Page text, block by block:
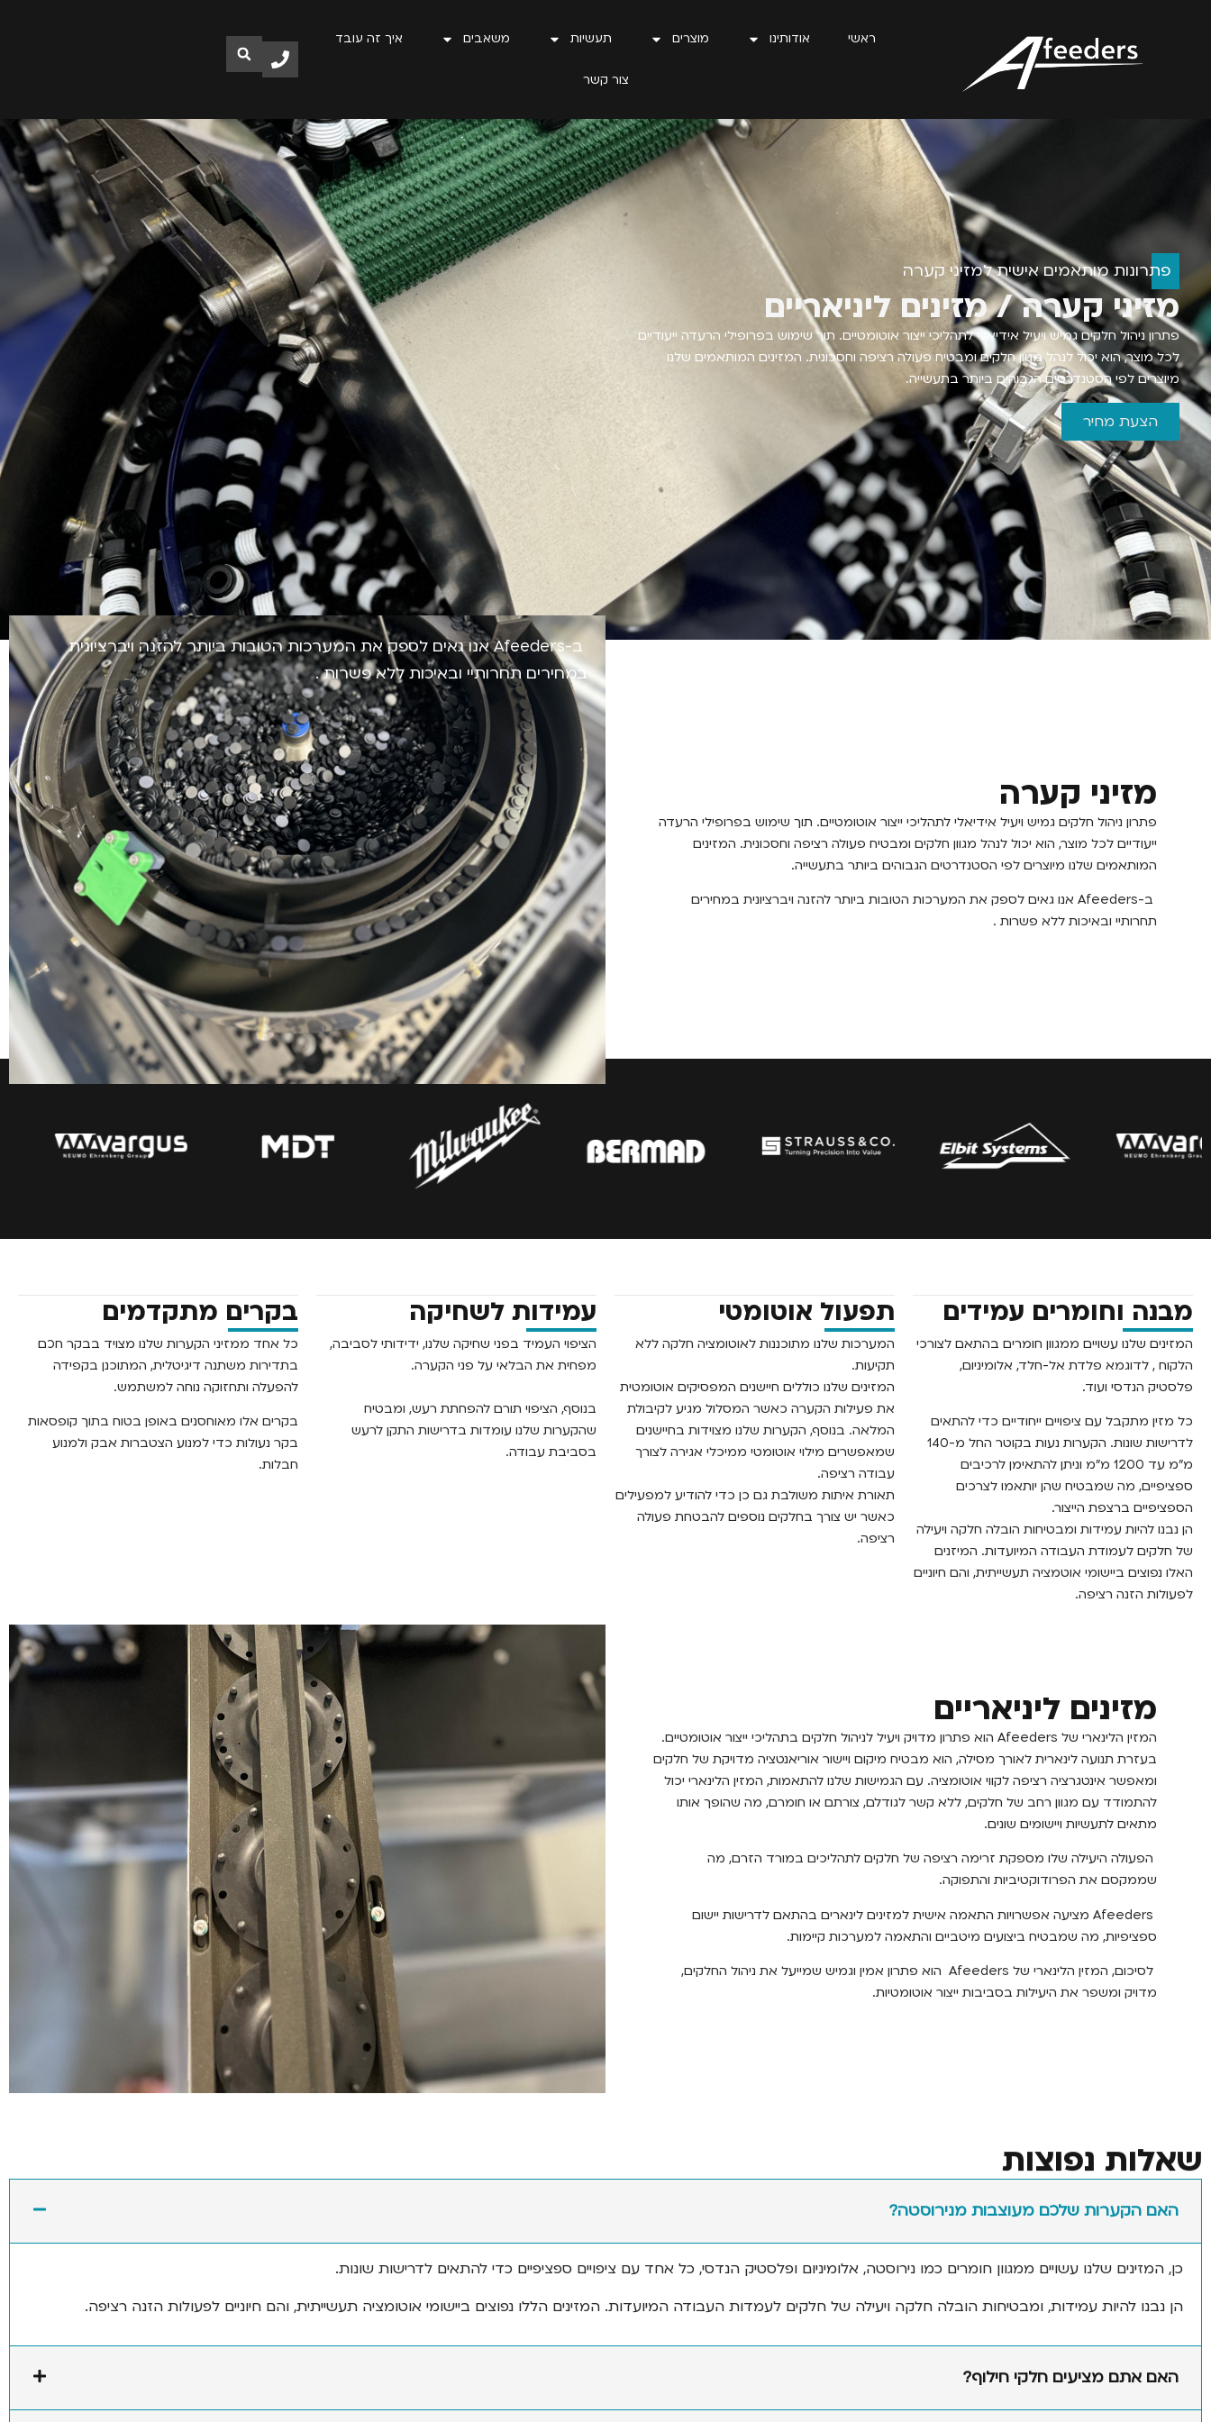
ראשי אודותינו מוצרים תעשיות משאבים איך זה עובד
צור קשר
פתרונות מותאמים אישית למזיני קערה
מזיני קערה / מזינים ליניאריים
פתרון ניהול חלקים גמיש ויעיל אידיאלי לתהליכי ייצור אוטומטיים. תוך שימוש בפרופילי הרעדה ייעודיים
לכל מוצר, הוא יכול לנהל מגוון חלקים ומבטיח פעולה רציפה וחסכונית. המזינים המותאמים שלנו
מיוצרים לפי הסטנדרטים הגבוהים ביותר בתעשייה.
הצעת מחיר
מזיני קערה
פתרון ניהול חלקים גמיש ויעיל אידיאלי לתהליכי ייצור אוטומטיים. תוך שימוש בפרופילי הרעדה
ייעודיים לכל מוצר, הוא יכול לנהל מגוון חלקים ומבטיח פעולה רציפה וחסכונית. המזינים
המותאמים שלנו מיוצרים לפי הסטנדרטים הגבוהים ביותר בתעשייה.
ב-Afeeders אנו גאים לספק את המערכות הטובות ביותר להזנה ויברציונית במחירים
תחרותיי ובאיכות ללא פשרות .
ב-Afeeders אנו גאים לספק את המערכות הטובות ביותר להזנה ויברציונית
במחירים תחרותיי ובאיכות ללא פשרות .
מבנה וחומרים עמידים
המזינים שלנו עשויים ממגוון חומרים בהתאם לצורכי
הלקוח , לדוגמא פלדת אל-חלד, אלומיניום,
פלסטיק הנדסי ועוד.
כל מזין מתקבל עם ציפויים ייחודיים כדי להתאים
לדרישות שונות. הקערות נעות בקוטר החל מ-140
מ"מ עד 1200 מ"מ וניתן להתאימן לרכיבים
ספציפיים, מה שמבטיח שהן יותאמו לצרכים
הספציפיים ברצפת הייצור.
הן נבנו להיות עמידות ומבטיחות הובלה חלקה ויעילה
של חלקים לעמודת העבודה המיועדות. המיזנים
האלו נפוצים ביישומי אוטמציה תעשייתית, והם חיוניים
לפעולות הזנה רציפה.
תפעול אוטומטי
המערכות שלנו מתוכננות לאוטומציה חלקה ללא
תקיעות.
המזינים שלנו כוללים חיישנים המפסיקים אוטומטית
את פעילות הקערה כאשר המסלול מגיע לקיבולת
המלאה. בנוסף, הקערות שלנו מצוידות בחיישנים
שמאפשרים מילוי אוטומטי ממיכלי אגירה לצורך
עבודה רציפה.
תאורת איתות משולבת גם כן כדי להודיע למפעילים
כאשר יש צורך בחלקים נוספים להבטחת פעולה
רציפה.
עמידות לשחיקה
הציפוי העמיד בפני שחיקה שלנו, ידידותי לסביבה,
מפחית את הבלאי על פני הקערה.
בנוסף, הציפוי תורם להפחתת רעש, ומבטיח
שהקערות שלנו עומדות בדרישות התקן לרעש
בסביבת עבודה.
בקרים מתקדמים
כל אחד ממזיני הקערות שלנו מצויד בבקר חכם
בתדירות משתנה דיגיטלית, המתוכנן בקפידה
להפעלה ותחזוקה נוחה למשתמש.
בקרים אלו מאוחסנים באופן בטוח בתוך קופסאות
בקר נעולות כדי למנוע הצטברות אבק ולמנוע
חבלות.
מזינים ליניאריים
המזין הלינארי של Afeeders הוא פתרון מדויק ויעיל לניהול חלקים בתהליכי ייצור אוטומטיים.
בעזרת תנועה לינארית לאורך מסילה, הוא מבטיח מיקום ויישור אוריאנטציה מדויקת של חלקים
ומאפשר אינטגרציה רציפה לקווי אוטומציה. עם הגמישות שלנו להתאמות, המזין הלינארי יכול
להתמודד עם מגוון רחב של חלקים, ללא קשר לגודלם, צורתם או חומרם, מה שהופך אותו
מתאים לתעשיות ויישומים שונים.
הפעולה היעילה שלו מספקת זרימה רציפה של חלקים לתהליכים במורד הזרם, מה
שממקסם את הפרודוקטיביות והתפוקה.
Afeeders מציעה אפשרויות התאמה אישית למזינים לינארים בהתאם לדרישות יישום
ספציפיות, מה שמבטיח ביצועים מיטביים והתאמה למערכות קיימות.
לסיכום, המזין הלינארי של Afeeders הוא פתרון אמין וגמיש שמייעל את ניהול החלקים,
מדויק ומשפר את היעילות בסביבות ייצור אוטומטיות.
שאלות נפוצות
האם הקערות שלכם מעוצבות מנירוסטה?
כן, המזינים שלנו עשויים ממגוון חומרים כמו נירוסטה, אלומיניום ופלסטיק הנדסי, כל אחד עם ציפויים ספציפיים כדי להתאים לדרישות שונות.
הן נבנו להיות עמידות, ומבטיחות הובלה חלקה ויעילה של חלקים לעמדות העבודה המיועדות. המזינים הללו נפוצים ביישומי אוטומציה תעשייתית, והם חיוניים לפעולות הזנה רציפה.
האם אתם מציעים חלקי חילוף?